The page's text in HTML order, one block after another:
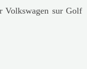
Volkswagen surGolf